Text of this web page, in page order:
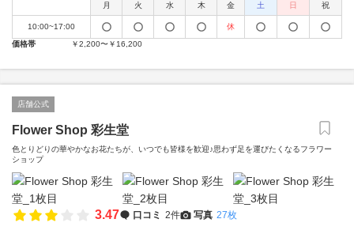
月
火 水 木 金 土 日 祝
10:00~17:00
休
価格帯
￥2,200〜￥16,200
店舗公式
Flower Shop 彩生堂
色とりどりの華やかなお花たちが、いつでも皆様を歓迎♪思わず足を運びたくなるフラワー
ショップ
3.47 口コミ 2件 写真 27枚